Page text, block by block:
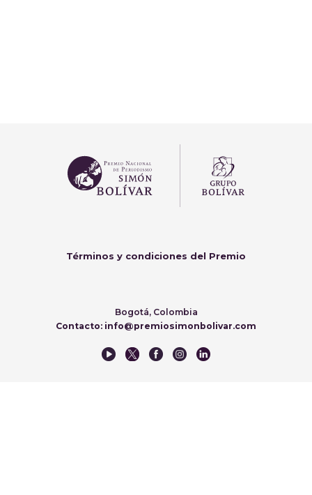
Términos y condiciones del Premio
Bogotá, Colombia
Contacto: info@premiosimonbolivar.com